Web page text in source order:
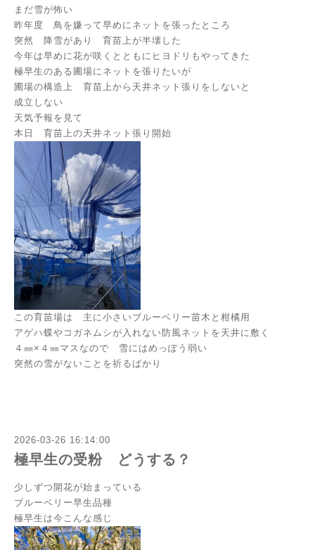
まだ雪が怖い
昨年度 鳥を嫌って早めにネットを張ったところ
突然 降雪があり 育苗上が半壊した
今年は早めに花が咲くとともにヒヨドリもやってきた
極早生のある圃場にネットを張りたいが
圃場の構造上 育苗上から天井ネット張りをしないと
成立しない
天気予報を見て
本日 育苗上の天井ネット張り開始
この育苗場は 主に小さいブルーベリー苗木と柑橘用
アゲハ蝶やコガネムシが入れない防風ネットを天井に敷く
４㎜×４㎜マスなので 雪にはめっぽう弱い
突然の雪がないことを祈るばかり
2026-03-26 16:14:00
極早生の受粉 どうする？
少しずつ開花が始まっている
ブルーベリー早生品種
極早生は今こんな感じ